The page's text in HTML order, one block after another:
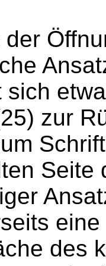
der
sich
zur
Seite
des